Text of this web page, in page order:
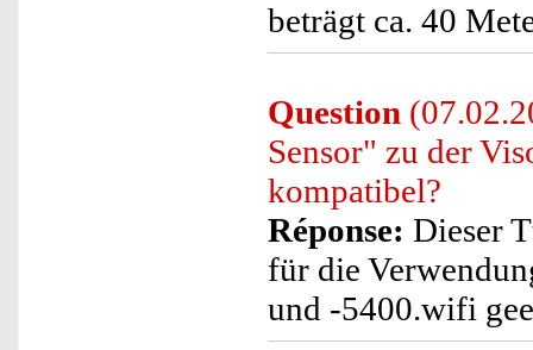
beträgt ca. 40
Question
Sensor" zu der
kompatibel?
Réponse: Dieser
für die
und -5400.wifi